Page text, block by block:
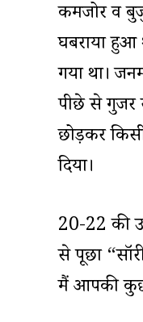
कमजोर व
घबराया
गया था।
पीछे से गुजर
छोड़कर
दिया।
20-22 की
से पूछा
मैं आपकी